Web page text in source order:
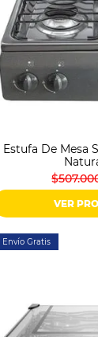
Estufa De Mesa
VER
Envío Gratis